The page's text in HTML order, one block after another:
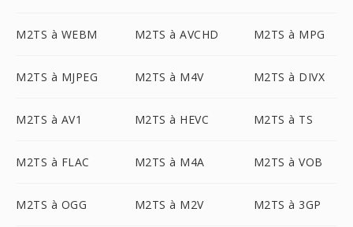
M2TS à WEBM M2TS à AVCHD M2TS à MPG
M2TS à MJPEG M2TS à M4V M2TS à DIVX
M2TS à AV1 M2TS à HEVC M2TS à TS
M2TS à FLAC M2TS à M4A M2TS à VOB
M2TS à OGG M2TS à M2V M2TS à 3GP